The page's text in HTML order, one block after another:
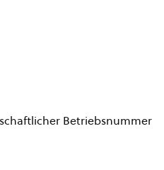
Betriebsnummer